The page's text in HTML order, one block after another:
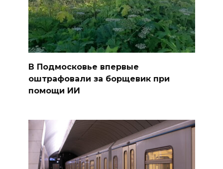
В Подмосковье впервые
оштрафовали за борщевик при
помощи ИИ